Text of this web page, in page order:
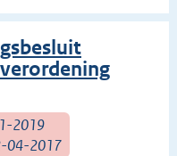
2019
04-2017